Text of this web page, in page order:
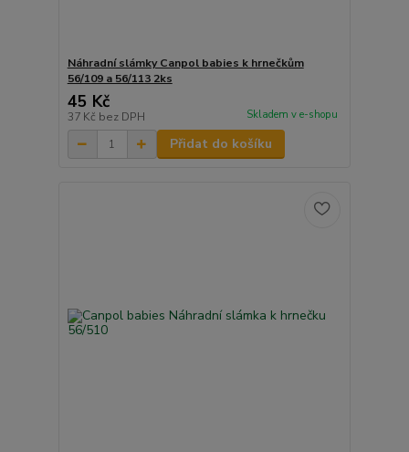
Náhradní slámky Canpol babies k hrnečkům
56/109 a 56/113 2ks
45 Kč
37 Kč bez DPH Skladem v e-shopu
Přidat do košíku